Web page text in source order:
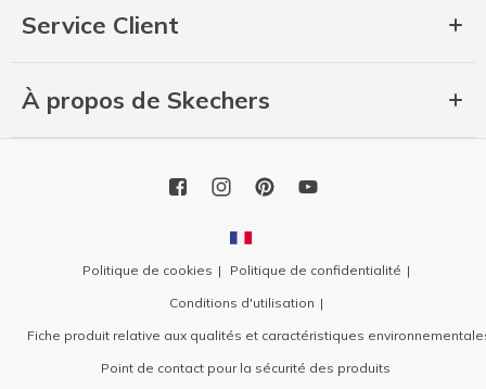
Service Client
À propos de Skechers
Politique de cookies
Politique de confidentialité
Conditions d'utilisation
Fiche produit relative aux qualités et caractéristiques
Point de contact pour la sécurité des produits